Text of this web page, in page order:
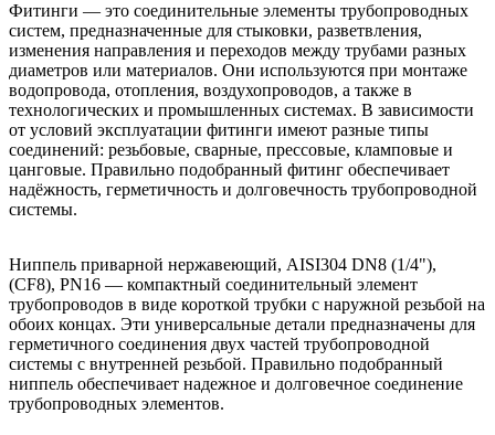
Ниппель приварной нержавеющий, AISI304 DN8 (1/4"),
(CF8), PN16 — компактный соединительный элемент
трубопроводов в виде короткой трубки с наружной резьбой на
обоих концах. Эти универсальные детали предназначены для
герметичного соединения двух частей трубопроводной
системы с внутренней резьбой. Правильно подобранный
ниппель обеспечивает надежное и долговечное соединение
трубопроводных элементов.
Фитинги — это соединительные элементы трубопроводных
систем, предназначенные для стыковки, разветвления,
изменения направления и переходов между трубами разных
диаметров или материалов. Они используются при монтаже
водопровода, отопления, воздухопроводов, а также в
технологических и промышленных системах. В зависимости
от условий эксплуатации фитинги имеют разные типы
соединений: резьбовые, сварные, прессовые, кламповые и
цанговые. Правильно подобранный фитинг обеспечивает
надёжность, герметичность и долговечность трубопроводной
системы.